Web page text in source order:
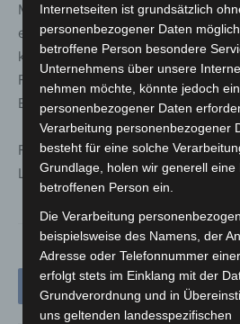
Motto „Von verzauberten Statuen,
einem kostbaren Geschenk“ gibt
kleine Experimente und Übungen
Führung für Kinder zwischen 6
Erwachsenen als Begleitung.
Führung durch: Büro für
Löwenmaul“ und „Claudius
Internetseiten ist grundsätzlich
personenbezogener Daten
betroffene Person besondere
Unternehmens über unsere
nehmen möchte, könnte jedoch
personenbezogener Daten
Verarbeitung personenbezogener
besteht für eine solche
Grundlage, holen wir generell eine
betroffenen Person ein.
Die Verarbeitung
beispielsweise des Namens, der
Adresse oder Telefonnummer
erfolgt stets im Einklang mit der
Grundverordnung und in
uns geltenden landesspezifischen